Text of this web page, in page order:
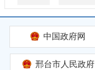
中国政府网
邢台市人民政府